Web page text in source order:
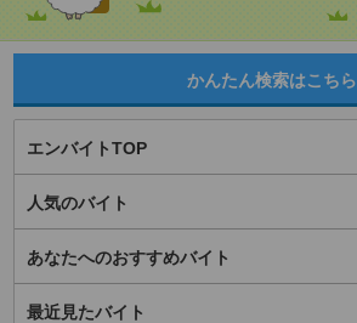
かんたん検索はこちら
エンバイトTOP
人気のバイト
あなたへのおすすめバイト
最近見たバイト